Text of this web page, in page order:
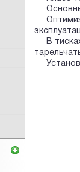
В тисках